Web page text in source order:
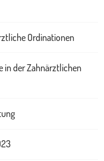
Ordinationen
in der Zahnärztlichen